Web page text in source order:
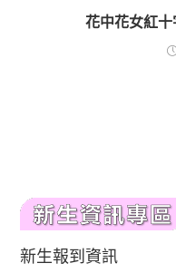
花中花女紅
新生報到資訊